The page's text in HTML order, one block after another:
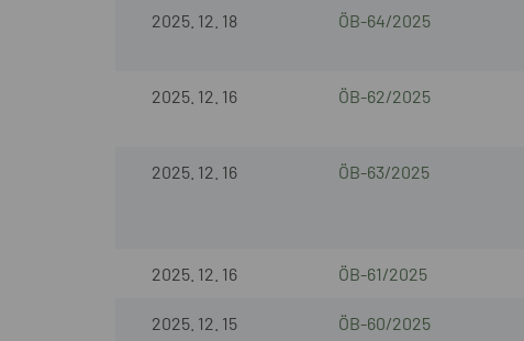
2025. 12. 18 ÖB-64/2025
2025. 12. 16 ÖB-62/2025
2025. 12. 16 ÖB-63/2025
2025. 12. 16 ÖB-61/2025
2025. 12. 15 ÖB-60/2025